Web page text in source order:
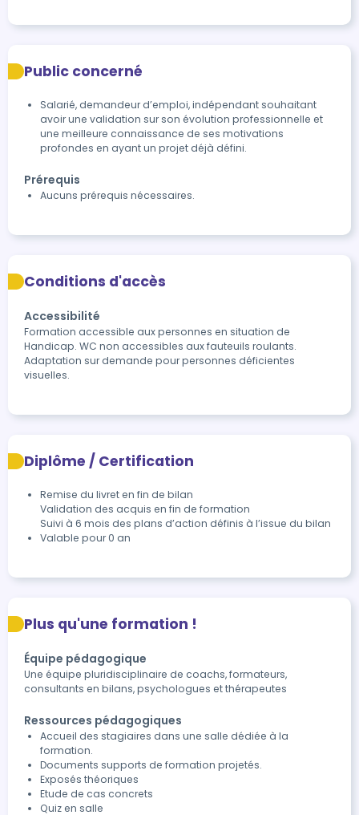
Public concerné
Salarié, demandeur d’emploi, indépendant souhaitant
avoir une validation sur son évolution professionnelle et
une meilleure connaissance de ses motivations
profondes en ayant un projet déjà défini.
Prérequis
Aucuns prérequis nécessaires.
Conditions d'accès
Accessibilité
Formation accessible aux personnes en situation de
Handicap. WC non accessibles aux fauteuils roulants.
Adaptation sur demande pour personnes déficientes
visuelles.
Diplôme / Certification
Remise du livret en fin de bilan
Validation des acquis en fin de formation
Suivi à 6 mois des plans d’action définis à l’issue du bilan
Valable pour 0 an
Plus qu'une formation !
Équipe pédagogique
Une équipe pluridisciplinaire de coachs, formateurs,
consultants en bilans, psychologues et thérapeutes
Ressources pédagogiques
Accueil des stagiaires dans une salle dédiée à la
formation.
Documents supports de formation projetés.
Exposés théoriques
Etude de cas concrets
Quiz en salle